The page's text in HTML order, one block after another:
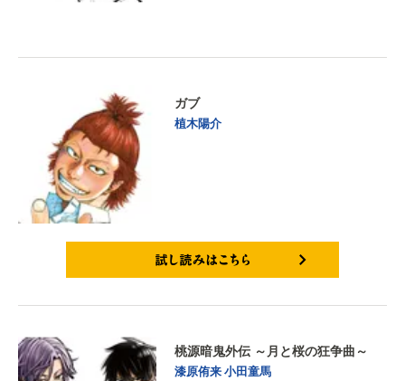
ガブ
植木陽介
桃源暗鬼外伝 ～月と桜の狂争曲～
漆原侑来小田童馬